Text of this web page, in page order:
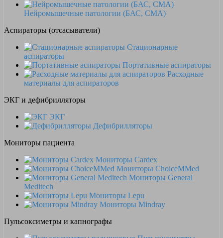
Нейромышечные патологии (БАС, СМА)
Аспираторы (отсасыватели)
Стационарные
аспираторы
Портативные аспираторы
Расходные
материалы для аспираторов
ЭКГ и дефибрилляторы
ЭКГ
Дефибрилляторы
Мониторы пациента
Мониторы Cardex
Мониторы ChoiceMMed
Мониторы General
Meditech
Мониторы Lepu
Мониторы Mindray
Пульсоксиметры и капнографы